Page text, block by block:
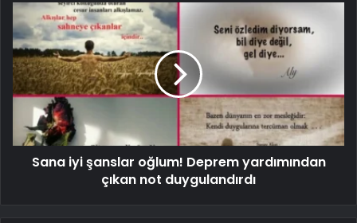
Sana iyi şanslar oğlum! Deprem yardımından
çıkan not duygulandırdı